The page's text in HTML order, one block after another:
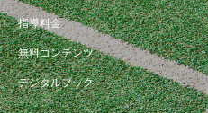
指導料金
無料コンテンツ
デジタルブック